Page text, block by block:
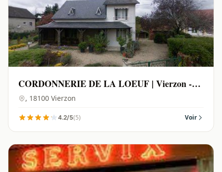
CORDONNERIE DE LA LOEUF | Vierzon -
18100
, 18100 Vierzon
4.2/5(5) Voir